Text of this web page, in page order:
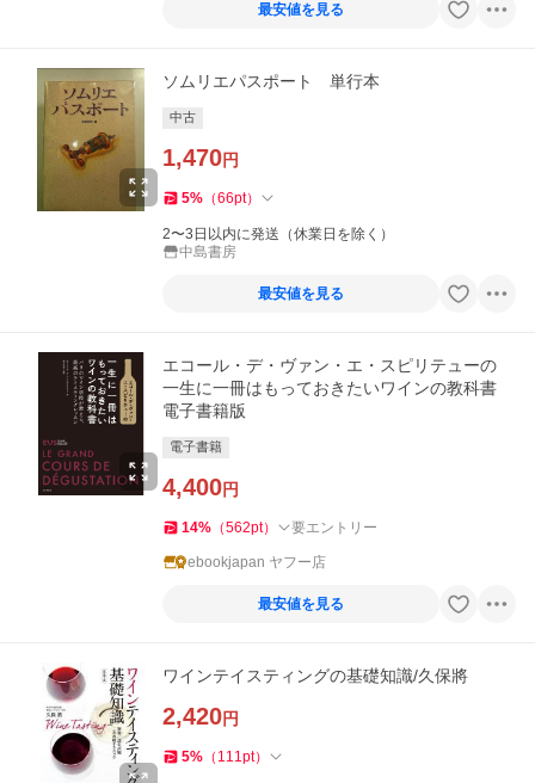
最安値を見る
ソムリエパスポート 単行本
中古
1,470円
5% （66pt）
2〜3日以内に発送（休業日を除く）
中島書房
最安値を見る
エコール・デ・ヴァン・エ・スピリテューの
一生に一冊はもっておきたいワインの教科書
電子書籍版
電子書籍
4,400円
14% （562pt） 要エントリー
ebookjapan ヤフー店
最安値を見る
ワインテイスティングの基礎知識/久保將
2,420円
5% （ 111pt）